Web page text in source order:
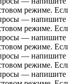
режиме.
— напишите
режиме.
— напишите
режиме.
— напишите
режиме.
— напишите